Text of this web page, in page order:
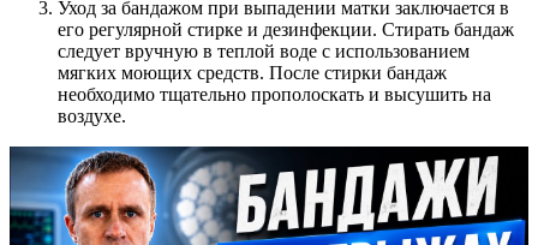
Уход за бандажом при выпадении матки заключается в
его регулярной стирке и дезинфекции. Стирать бандаж
следует вручную в теплой воде с использованием
мягких моющих средств. После стирки бандаж
необходимо тщательно прополоскать и высушить на
воздухе.